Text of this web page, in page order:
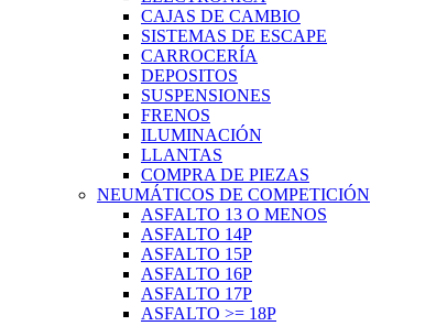
CAJAS DE CAMBIO
SISTEMAS DE ESCAPE
CARROCERÍA
DEPOSITOS
SUSPENSIONES
FRENOS
ILUMINACIÓN
LLANTAS
COMPRA DE PIEZAS
NEUMÁTICOS DE COMPETICIÓN
ASFALTO 13 O MENOS
ASFALTO 14P
ASFALTO 15P
ASFALTO 16P
ASFALTO 17P
ASFALTO >= 18P